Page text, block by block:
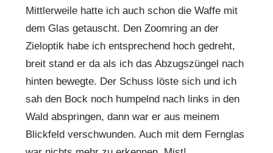
Mittlerweile hatte ich auch schon die Waffe mit
dem Glas getauscht. Den Zoomring an der
Zieloptik habe ich entsprechend hoch gedreht,
breit stand er da als ich das Abzugszüngel nach
hinten bewegte. Der Schuss löste sich und ich
sah den Bock noch humpelnd nach links in den
Wald abspringen, dann war er aus meinem
Blickfeld verschwunden. Auch mit dem Fernglas